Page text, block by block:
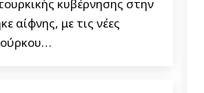
κυβέρνησης στην
αίφνης, με τις νέες